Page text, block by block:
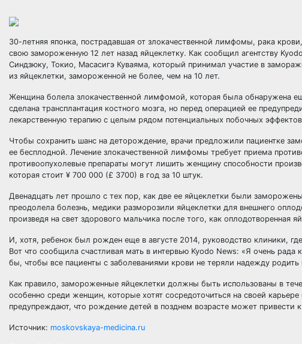
30-летняя японка, пострадавшая от злокачественной лимфомы, рака
свою замороженную 12 лет назад яйцеклетку. Как сообщил агентству
Синдзюку, Токио, Масасигэ Куваяма, который принимал участие в
из яйцеклетки, замороженной не более, чем на 10 лет.
Женщина болела злокачественной лимфомой, которая была обнаружена
сделана трансплантация костного мозга, но перед операцией ее
лекарственную терапию с целым рядом потенциальных побочных
Чтобы сохранить шанс на деторождение, врачи предложили пациентке
ее бесплодной. Лечение злокачественной лимфомы требует приема
противоопухолевые препараты могут лишить женщину способности
которая стоит ¥ 700 000 (£ 3700) в год за 10 штук.
Двенадцать лет прошло с тех пор, как две ее яйцеклетки были
преодолела болезнь, медики разморозили яйцеклетки для внешнего
произведя на свет здорового мальчика после того, как оплодотворенная
И, хотя, ребенок был рожден еще в августе 2014, руководство клиники,
Вот что сообщила счастливая мать в интервью Kyodo News: «Я очень
бы, чтобы все пациенты с заболеваниями крови не теряли надежду родить
Как правило, замороженные яйцеклетки должны быть использованы в
особенно среди женщин, которые хотят сосредоточиться на своей
предупреждают, что рождение детей в позднем возрасте может привести
Источник: moskovskaya-medicina.ru